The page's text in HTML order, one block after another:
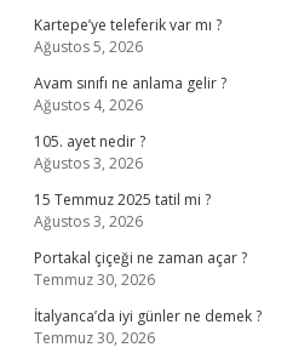
Kartepe’ye teleferik var mı ?
Ağustos 5, 2026
Avam sınıfı ne anlama gelir ?
Ağustos 4, 2026
105. ayet nedir ?
Ağustos 3, 2026
15 Temmuz 2025 tatil mi ?
Ağustos 3, 2026
Portakal çiçeği ne zaman açar ?
Temmuz 30, 2026
İtalyanca’da iyi günler ne demek ?
Temmuz 30, 2026